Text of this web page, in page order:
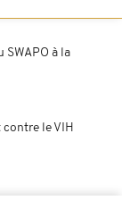
à la
le VIH